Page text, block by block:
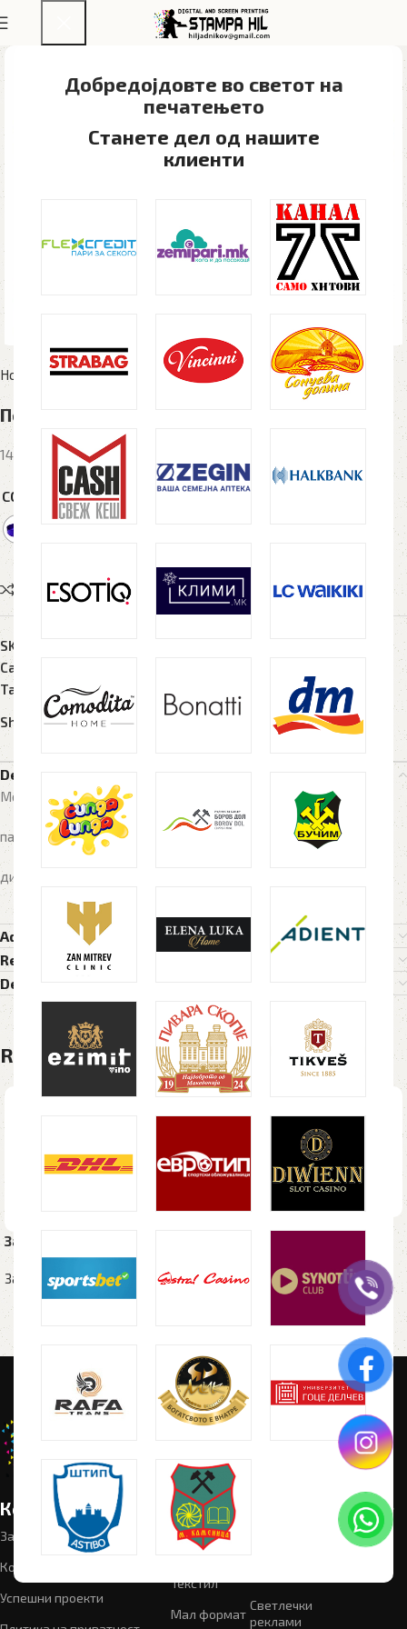
Добредојдовте во светот на
печатењето​
Станете дел од нашите
клиенти
Home Рекламен материјал Запалки
Пепелник ANTONA BASIC
141 денар
COLORS
Compare Add to wishlist
SKU:
Category:
Tags:
antona, basic
Share:
Description
Mетален пепелник
пакување на пепелникот во кутија: НЕ
димензија на производ: 10×3 cm
Additional information
Reviews (0)
Delivery Details
Related products
Запалка KRICK MINI
Запалки
Корисни линкови
За нас
Контакт
Успешни проекти
Категории
Графички
дизајн
Текстил
Мал формат
Светлечки
реклами
Следете
не: